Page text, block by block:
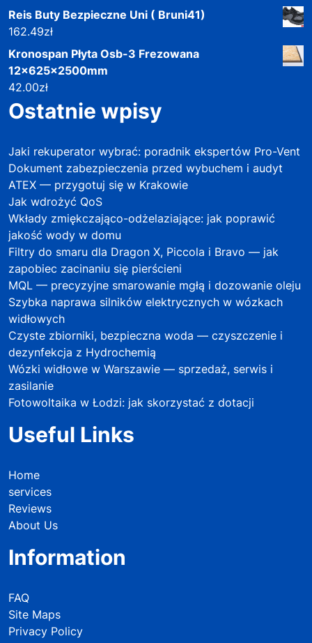
Reis Buty Bezpieczne Uni ( Bruni41)
162.49zł
Kronospan Płyta Osb-3 Frezowana
12x625x2500mm
42.00zł
Ostatnie wpisy
Jaki rekuperator wybrać: poradnik ekspertów Pro-Vent
Dokument zabezpieczenia przed wybuchem i audyt
ATEX — przygotuj się w Krakowie
Jak wdrożyć QoS
Wkłady zmiękczająco-odżelaziające: jak poprawić
jakość wody w domu
Filtry do smaru dla Dragon X, Piccola i Bravo — jak
zapobiec zacinaniu się pierścieni
MQL — precyzyjne smarowanie mgłą i dozowanie oleju
Szybka naprawa silników elektrycznych w wózkach
widłowych
Czyste zbiorniki, bezpieczna woda — czyszczenie i
dezynfekcja z Hydrochemią
Wózki widłowe w Warszawie — sprzedaż, serwis i
zasilanie
Fotowoltaika w Łodzi: jak skorzystać z dotacji
Useful Links
Home
services
Reviews
About Us
Information
FAQ
Site Maps
Privacy Policy